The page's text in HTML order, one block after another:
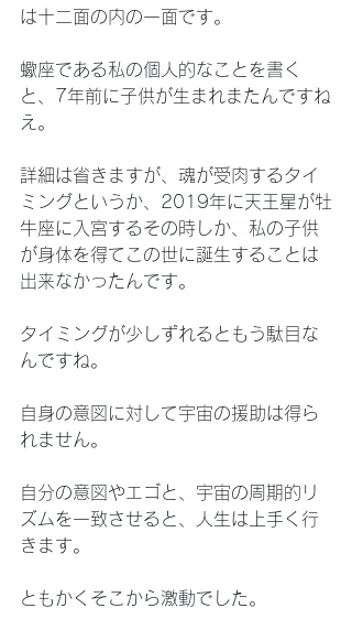
は十二面の内の一面です。
蠍座である私の個人的なことを書く
と、7年前に子供が生まれまたんですね
え。
詳細は省きますが、魂が受肉するタイ
ミングというか、2019年に天王星が牡
牛座に入宮するその時しか、私の子供
が身体を得てこの世に誕生することは
出来なかったんです。
タイミングが少しずれるともう駄目な
んですね。
自身の意図に対して宇宙の援助は得ら
れません。
自分の意図やエゴと、宇宙の周期的リ
ズムを一致させると、人生は上手く行
きます。
ともかくそこから激動でした。